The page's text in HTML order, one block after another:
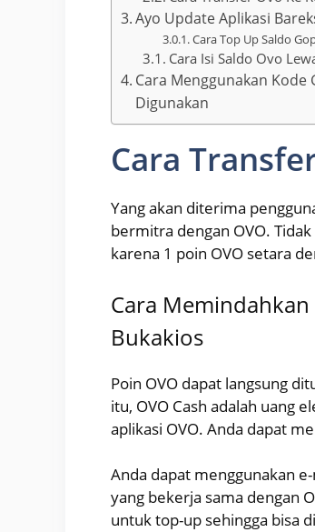
Ayo Update Aplikasi
Cara Top Up Saldo
Cara Isi Saldo Ovo
Cara Menggunakan Kode
Digunakan
Cara
Yang akan diterima
bermitra dengan OVO.
karena 1 poin OVO setara
Cara
Bukakios
Poin OVO dapat langsung
itu, OVO Cash adalah uang
aplikasi OVO. Anda dapat
Anda dapat menggunakan
yang bekerja sama dengan
untuk top-up sehingga bisa